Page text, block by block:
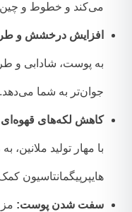
می‌کند و خطوط و چین و
افزایش درخشش و
به پوست، شادابی و
جوان‌تر به شما می‌دهد.
کاهش لکه‌های قهوه‌ای و
با مهار تولید ملانین،
هایپرپیگمانتاسیون کمک
سفت شدن پوست: